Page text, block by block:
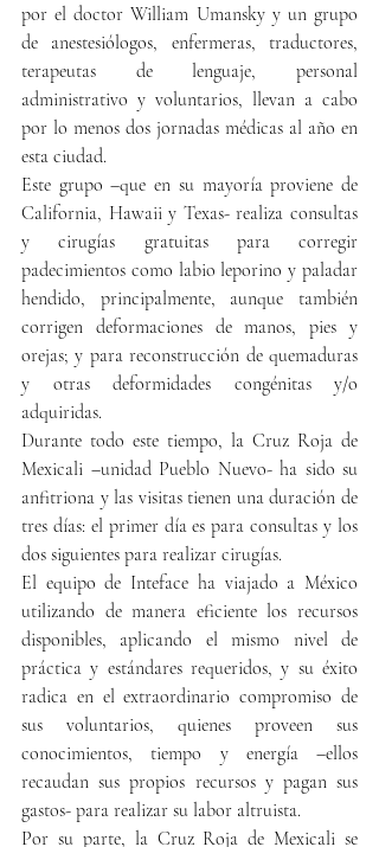
por el doctor William Umansky y un grupo
de anestesiólogos, enfermeras, traductores,
terapeutas de lenguaje, personal
administrativo y voluntarios, llevan a cabo
por lo menos dos jornadas médicas al año en
esta ciudad.
Este grupo –que en su mayoría proviene de
California, Hawaii y Texas- realiza consultas
y cirugías gratuitas para corregir
padecimientos como labio leporino y paladar
hendido, principalmente, aunque también
corrigen deformaciones de manos, pies y
orejas; y para reconstrucción de quemaduras
y otras deformidades congénitas y/o
adquiridas.
Durante todo este tiempo, la Cruz Roja de
Mexicali –unidad Pueblo Nuevo- ha sido su
anfitriona y las visitas tienen una duración de
tres días: el primer día es para consultas y los
dos siguientes para realizar cirugías.
El equipo de Inteface ha viajado a México
utilizando de manera eficiente los recursos
disponibles, aplicando el mismo nivel de
práctica y estándares requeridos, y su éxito
radica en el extraordinario compromiso de
sus voluntarios, quienes proveen sus
conocimientos, tiempo y energía –ellos
recaudan sus propios recursos y pagan sus
gastos- para realizar su labor altruista.
Por su parte, la Cruz Roja de Mexicali se